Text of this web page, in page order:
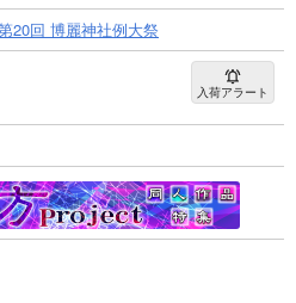
20回 博麗神社例大祭
入荷アラート